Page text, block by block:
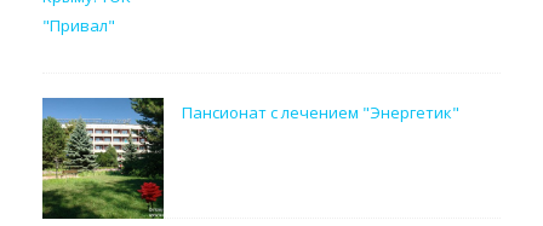
Пансионат с лечением "Энергетик"